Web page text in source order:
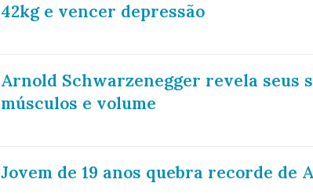
42kg e vencer depressão
Arnold Schwarzenegger revela seus
músculos e volume
Jovem de 19 anos quebra recorde de